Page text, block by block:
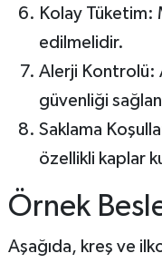
Kolay Tüketim:
edilmelidir.
Alerji Kontrolü:
güvenliği
Saklama
özellikli kaplar
Örnek
Aşağıda, kreş ve